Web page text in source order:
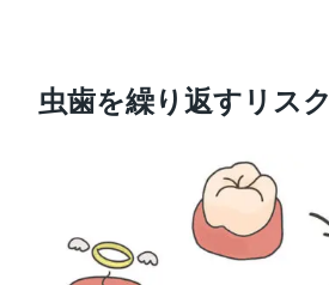
虫歯を繰り返すリスク